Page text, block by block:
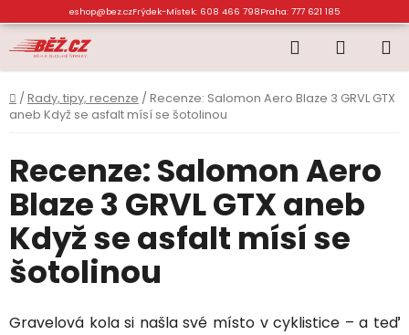
na
obsah
eshop@bez.czFrýdek-Místek: 608 466 798Praha: 777 621 185
Hledat
KOŠÍK
Domů
/ Rady, tipy, recenze / Recenze: Salomon Aero Blaze 3 GRVL GTX
aneb Když se asfalt mísí se šotolinou
Recenze: Salomon Aero
Blaze 3 GRVL GTX aneb
Když se asfalt mísí se
šotolinou
Gravelová kola si našla své místo v cyklistice – a teď